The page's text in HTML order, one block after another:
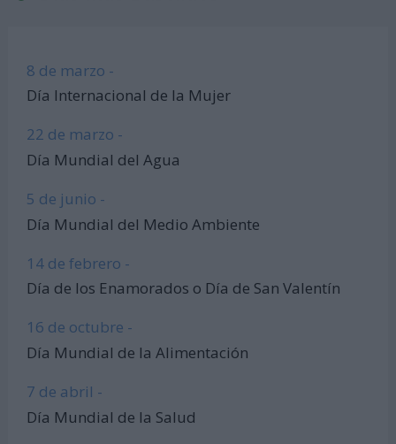
8 de marzo -
Día Internacional de la Mujer
22 de marzo -
Día Mundial del Agua
5 de junio -
Día Mundial del Medio Ambiente
14 de febrero -
Día de los Enamorados o Día de San Valentín
16 de octubre -
Día Mundial de la Alimentación
7 de abril -
Día Mundial de la Salud